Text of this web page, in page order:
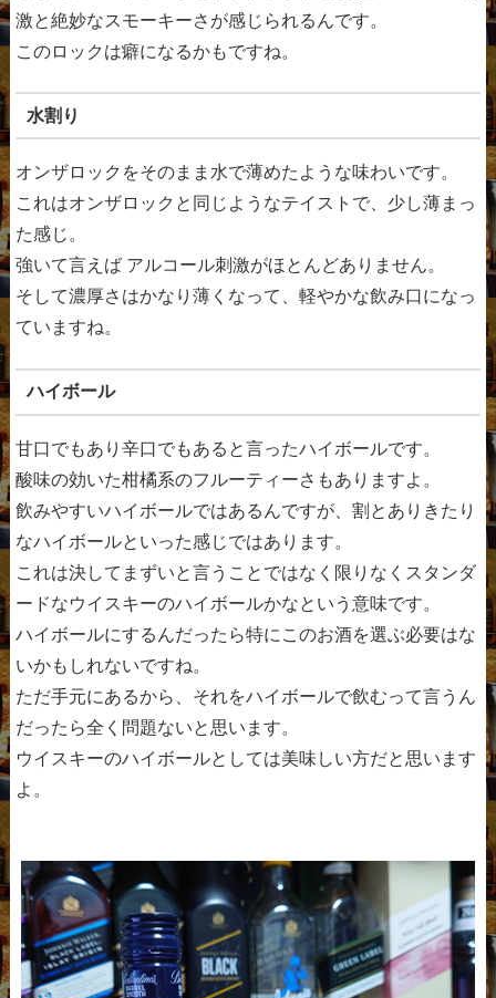
激と絶妙なスモーキーさが感じられるんです。
このロックは癖になるかもですね。
水割り
オンザロックをそのまま水で薄めたような味わいです。
これはオンザロックと同じようなテイストで、少し薄まっ
た感じ。
強いて言えば アルコール刺激がほとんどありません。
そして濃厚さはかなり薄くなって、軽やかな飲み口になっ
ていますね。
ハイボール
甘口でもあり辛口でもあると言ったハイボールです。
酸味の効いた柑橘系のフルーティーさもありますよ。
飲みやすいハイボールではあるんですが、割とありきたり
なハイボールといった感じではあります。
これは決してまずいと言うことではなく限りなくスタンダ
ードなウイスキーのハイボールかなという意味です。
ハイボールにするんだったら特にこのお酒を選ぶ必要はな
いかもしれないですね。
ただ手元にあるから、それをハイボールで飲むって言うん
だったら全く問題ないと思います。
ウイスキーのハイボールとしては美味しい方だと思います
よ。